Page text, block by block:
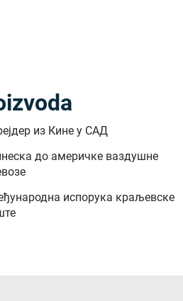
из Кине у САД
до америчке ваздушне
испорука краљевске